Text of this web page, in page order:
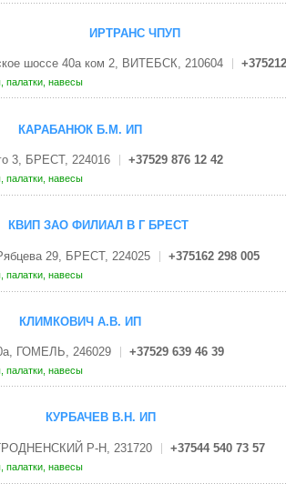
ИРТРАНС ЧПУП
шоссе 40а ком 2, ВИТЕБСК, 210604
палатки, навесы
КАРАБАНЮК Б.М. ИП
3, БРЕСТ, 224016 +37529 876 12 42
палатки, навесы
КВИП ЗАО ФИЛИАЛ В Г БРЕСТ
29, БРЕСТ, 224025 +375162 298 005
палатки, навесы
КЛИМКОВИЧ А.В. ИП
ГОМЕЛЬ, 246029 +37529 639 46 39
палатки, навесы
КУРБАЧЕВ В.Н. ИП
Р-Н, 231720 +37544 540 73 57
палатки, навесы